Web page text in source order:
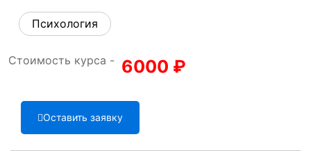
Психология
Стоимость курса - 6000 ₽
Оставить заявку